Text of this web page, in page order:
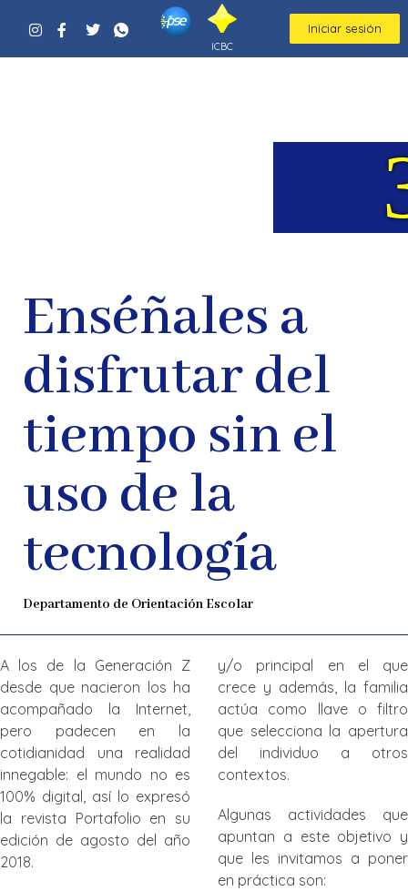
ICBC
Iniciar sesión
Enséñales a
disfrutar del
tiempo sin el
uso de la
tecnología
Departamento de Orientación Escolar
A los de la Generación Z
desde que nacieron los ha
acompañado la Internet,
pero padecen en la
cotidianidad una realidad
innegable: el mundo no es
100% digital, así lo expresó
la revista Portafolio en su
edición de agosto del año
2018.
y/o principal en el que
crece y además, la familia
actúa como llave o filtro
que selecciona la apertura
del individuo a otros
contextos.
Algunas actividades que
apuntan a este objetivo y
que les invitamos a poner
en práctica son: